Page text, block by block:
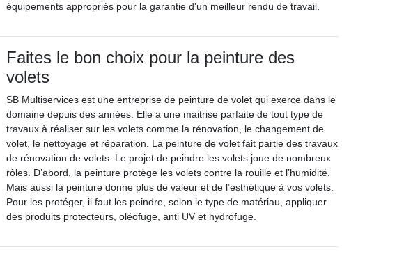
équipements appropriés pour la garantie d'un meilleur rendu de travail.
Faites le bon choix pour la peinture des
volets
SB Multiservices est une entreprise de peinture de volet qui exerce dans le
domaine depuis des années. Elle a une maitrise parfaite de tout type de
travaux à réaliser sur les volets comme la rénovation, le changement de
volet, le nettoyage et réparation. La peinture de volet fait partie des travaux
de rénovation de volets. Le projet de peindre les volets joue de nombreux
rôles. D’abord, la peinture protège les volets contre la rouille et l’humidité.
Mais aussi la peinture donne plus de valeur et de l’esthétique à vos volets.
Pour les protéger, il faut les peindre, selon le type de matériau, appliquer
des produits protecteurs, oléofuge, anti UV et hydrofuge.